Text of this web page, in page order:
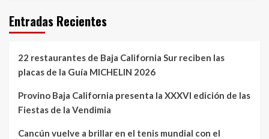
Entradas Recientes
22 restaurantes de Baja California Sur reciben las
placas de la Guía MICHELIN 2026
Provino Baja California presenta la XXXVI edición de las
Fiestas de la Vendimia
Cancún vuelve a brillar en el tenis mundial con el